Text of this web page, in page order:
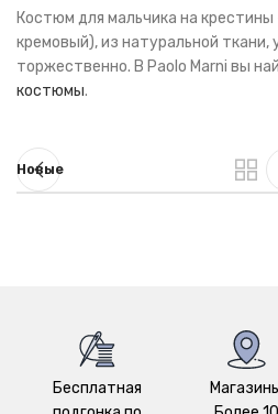
Костюм для мальчика на
кремовый), из натуральной ткани,
торжественно. В Paolo Marni вы
костюмы.
Новые
Бесплатная